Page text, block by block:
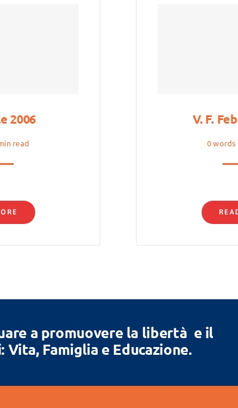
2006
read
V. F.
0 words
a promuovere la libertà e il
Famiglia e Educazione.